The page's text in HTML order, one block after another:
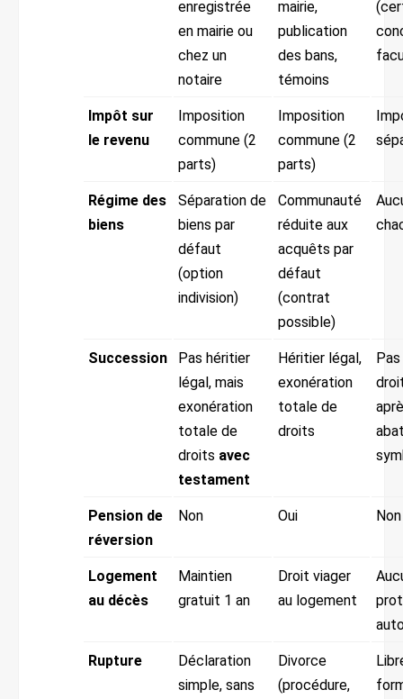
enregistrée
en mairie ou
chez un
notaire
mairie,
publication
des bans,
témoins
Impôt sur
le revenu
Imposition
commune (2
parts)
Imposition
commune (2
parts)
Régime des
biens
Séparation de
biens par
défaut
(option
indivision)
Communauté
réduite aux
acquêts par
défaut
(contrat
possible)
Succession
Pas héritier
légal, mais
exonération
totale de
droits avec
testament
Héritier légal,
exonération
totale de
droits
Pension de
réversion
Non Oui Non
Logement
au décès
Maintien
gratuit 1 an
Droit viager
au logement
Rupture
Déclaration
simple, sans
Divorce
(procédure,